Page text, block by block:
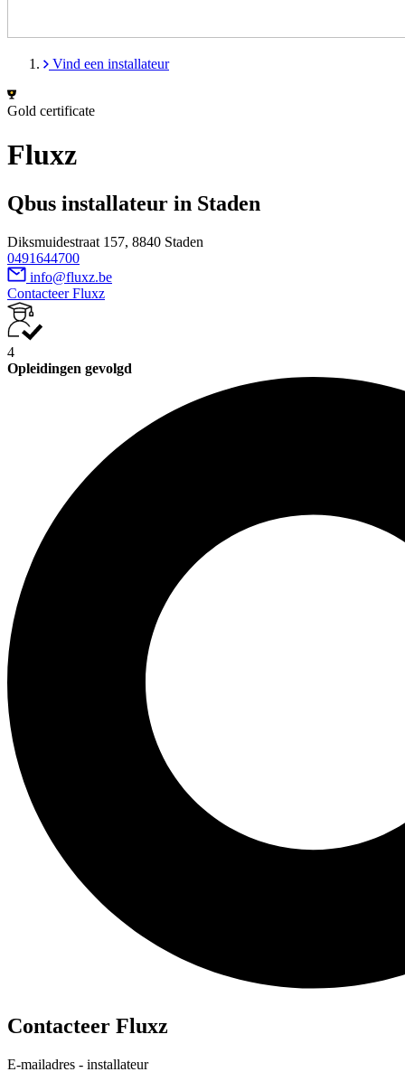
Vind een installateur
Gold certificate
Fluxz
Qbus installateur in Staden
Diksmuidestraat 157, 8840 Staden
0491644700
info@fluxz.be
Contacteer Fluxz
4
Opleidingen gevolgd
Contacteer Fluxz
E-mailadres - installateur